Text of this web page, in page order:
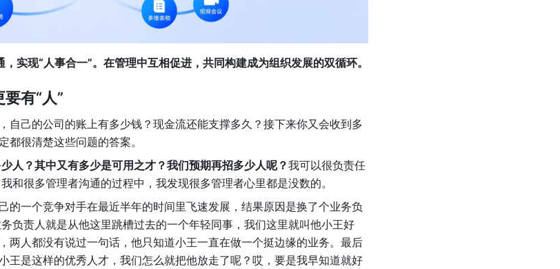
实现“人事合一”。在管理中互相促进，共同构建成为组织发展的双循环。
有“人”
自己的公司的账上有多少钱？现金流还能支撑多久？接下来你又会收到多
都很清楚这些问题的答案。
人？其中又有多少是可用之才？我们预期再招多少人呢？我可以很负责任
和很多管理者沟通的过程中，我发现很多管理者心里都是没数的。
的一个竞争对手在最近半年的时间里飞速发展，结果原因是换了个业务负
负责人就是从他这里跳槽过去的一个年轻同事，我们这里就叫他小王好
两人都没有说过一句话，他只知道小王一直在做一个挺边缘的业务。最后
王是这样的优秀人才，我们怎么就把他放走了呢？哎，要是我早知道就好